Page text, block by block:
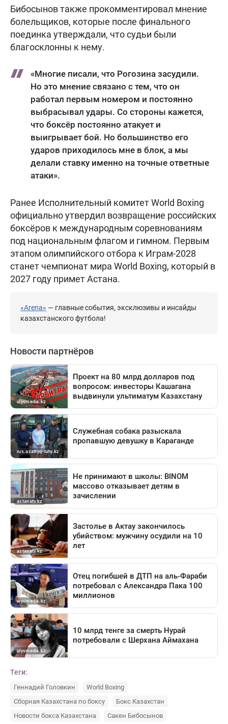
Бибосынов также прокомментировал мнение
болельщиков, которые после финального
поединка утверждали, что судьи были
благосклонны к нему.
«Многие писали, что Рогозина засудили.
Но это мнение связано с тем, что он
работал первым номером и постоянно
выбрасывал удары. Со стороны кажется,
что боксёр постоянно атакует и
выигрывает бой. Но большинство его
ударов приходилось мне в блок, а мы
делали ставку именно на точные ответные
атаки».
Ранее Исполнительный комитет World Boxing
официально утвердил возвращение российских
боксёров к международным соревнованиям
под национальным флагом и гимном. Первым
этапом олимпийского отбора к Играм-2028
станет чемпионат мира World Boxing, который в
2027 году примет Астана.
«Arena» — главные события, эксклюзивы и инсайды
казахстанского футбола!
Теги:
Геннадий Головкин
World Boxing
Сборная Казахстана по боксу
Бокс Казахстан
Новости бокса Казахстана
Сакен Бибосынов